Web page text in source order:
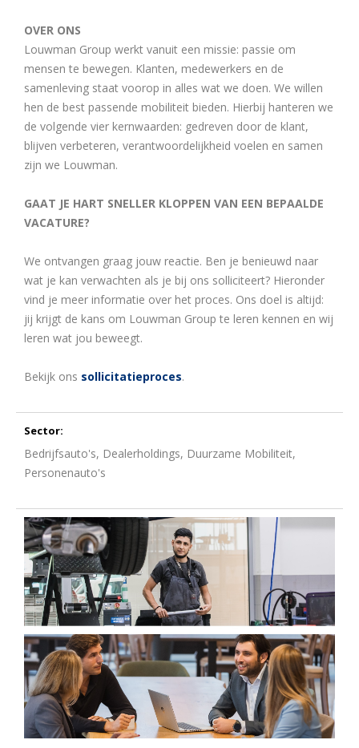
OVER ONS
Louwman Group werkt vanuit een missie: passie om
mensen te bewegen. Klanten, medewerkers en de
samenleving staat voorop in alles wat we doen. We willen
hen de best passende mobiliteit bieden. Hierbij hanteren we
de volgende vier kernwaarden: gedreven door de klant,
blijven verbeteren, verantwoordelijkheid voelen en samen
zijn we Louwman.
GAAT JE HART SNELLER KLOPPEN VAN EEN BEPAALDE
VACATURE?
We ontvangen graag jouw reactie. Ben je benieuwd naar
wat je kan verwachten als je bij ons solliciteert? Hieronder
vind je meer informatie over het proces. Ons doel is altijd:
jij krijgt de kans om Louwman Group te leren kennen en wij
leren wat jou beweegt.
Bekijk ons sollicitatieproces.
Sector:
Bedrijfsauto's, Dealerholdings, Duurzame Mobiliteit,
Personenauto's